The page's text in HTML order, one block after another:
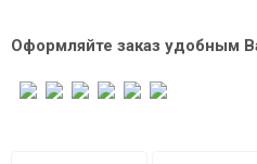
Оформляйте заказ удобным